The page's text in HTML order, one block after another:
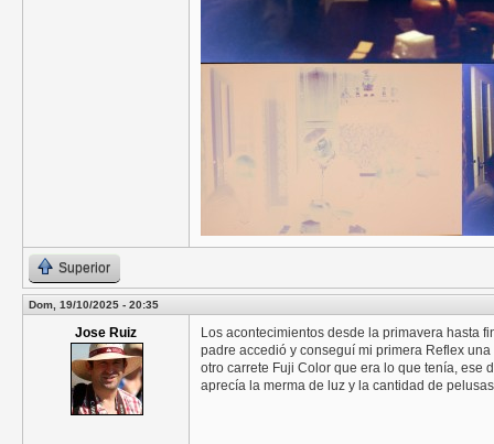
Superior
Dom, 19/10/2025 - 20:35
Jose Ruiz
Los acontecimientos desde la primavera hasta
padre accedió y conseguí mi primera Reflex
otro carrete Fuji Color que era lo que tenía, ese
aprecía la merma de luz y la cantidad de